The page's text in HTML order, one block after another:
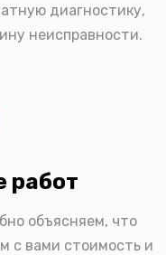
диагностику,
неисправности.
работ
объясняем, что
с вами стоимость и